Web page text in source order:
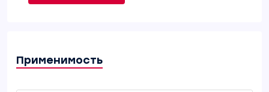
Применимость